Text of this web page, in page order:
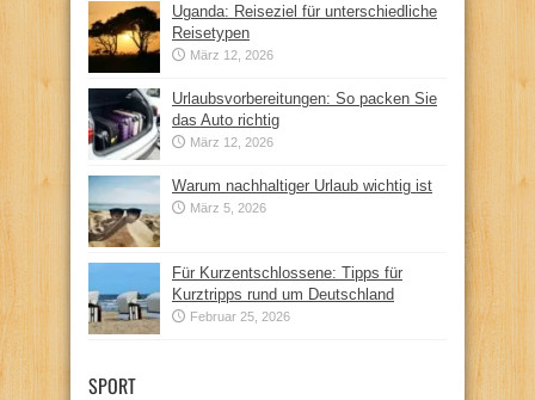
Uganda: Reiseziel für unterschiedliche
Reisetypen
März 12, 2026
Urlaubsvorbereitungen: So packen Sie
das Auto richtig
März 12, 2026
Warum nachhaltiger Urlaub wichtig ist
März 5, 2026
Für Kurzentschlossene: Tipps für
Kurztripps rund um Deutschland
Februar 25, 2026
SPORT